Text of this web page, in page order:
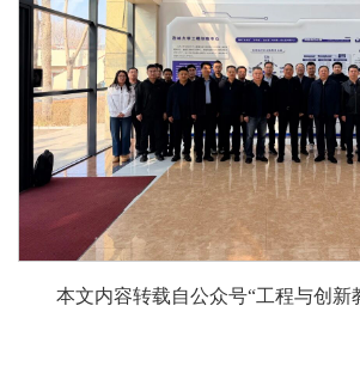
本文内容转载自公众号“工程与创新